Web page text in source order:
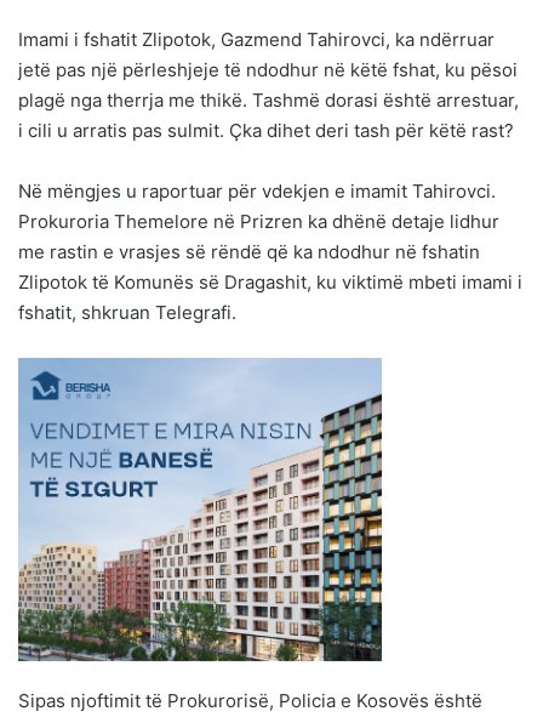
Imami i fshatit Zlipotok, Gazmend Tahirovci, ka ndërruar
jetë pas një përleshjeje të ndodhur në këtë fshat, ku pësoi
plagë nga therrja me thikë. Tashmë dorasi është arrestuar,
i cili u arratis pas sulmit. Çka dihet deri tash për këtë rast?
Në mëngjes u raportuar për vdekjen e imamit Tahirovci.
Prokuroria Themelore në Prizren ka dhënë detaje lidhur
me rastin e vrasjes së rëndë që ka ndodhur në fshatin
Zlipotok të Komunës së Dragashit, ku viktimë mbeti imami i
fshatit, shkruan Telegrafi.
Sipas njoftimit të Prokurorisë, Policia e Kosovës është